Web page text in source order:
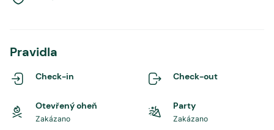
Pravidla
Check-in Check-out
Otevřený oheň
Zakázano
Party
Zakázano